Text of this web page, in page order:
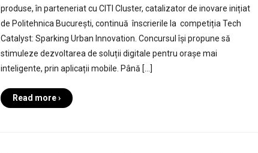
produse, în parteneriat cu CITI Cluster, catalizator de inovare inițiat
de Politehnica București, continuă înscrierile la competiția Tech
Catalyst: Sparking Urban Innovation. Concursul își propune să
stimuleze dezvoltarea de soluții digitale pentru orașe mai
inteligente, prin aplicații mobile. Până […]
Read more ›